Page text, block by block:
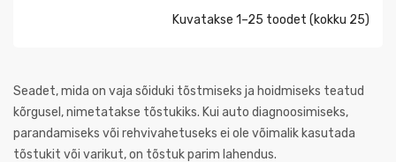
Kuvatakse 1–25 toodet (kokku 25)
Seadet, mida on vaja sõiduki tõstmiseks ja hoidmiseks teatud
kõrgusel, nimetatakse tõstukiks. Kui auto diagnoosimiseks,
parandamiseks või rehvivahetuseks ei ole võimalik kasutada
tõstukit või varikut, on tõstuk parim lahendus.